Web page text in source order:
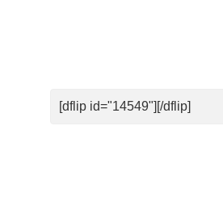
[dflip id="14549"][/dflip]